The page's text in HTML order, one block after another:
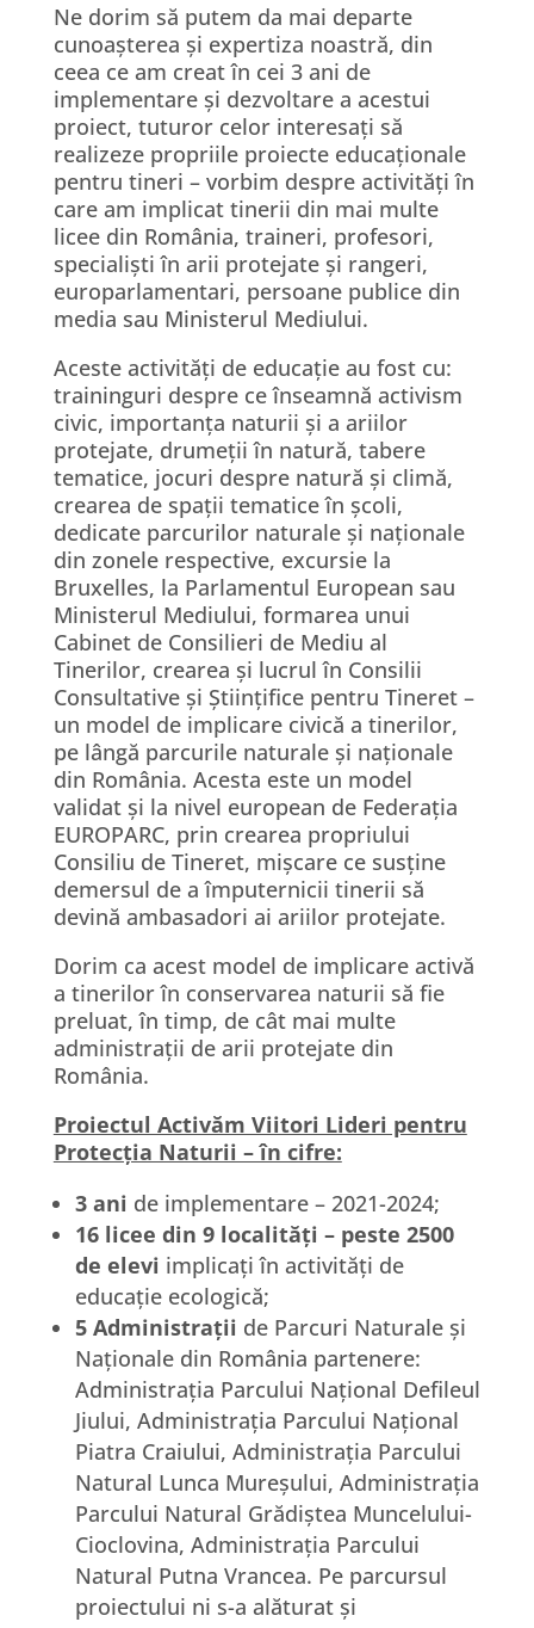
Ne dorim să putem da mai departe
cunoașterea și expertiza noastră, din
ceea ce am creat în cei 3 ani de
implementare și dezvoltare a acestui
proiect, tuturor celor interesați să
realizeze propriile proiecte educaționale
pentru tineri – vorbim despre activități în
care am implicat tinerii din mai multe
licee din România, traineri, profesori,
specialiști în arii protejate și rangeri,
europarlamentari, persoane publice din
media sau Ministerul Mediului.
Aceste activități de educație au fost cu:
traininguri despre ce înseamnă activism
civic, importanța naturii și a ariilor
protejate, drumeții în natură, tabere
tematice, jocuri despre natură și climă,
crearea de spații tematice în școli,
dedicate parcurilor naturale și naționale
din zonele respective, excursie la
Bruxelles, la Parlamentul European sau
Ministerul Mediului, formarea unui
Cabinet de Consilieri de Mediu al
Tinerilor, crearea și lucrul în Consilii
Consultative și Științifice pentru Tineret –
un model de implicare civică a tinerilor,
pe lângă parcurile naturale și naționale
din România. Acesta este un model
validat și la nivel european de Federația
EUROPARC, prin crearea propriului
Consiliu de Tineret, mișcare ce susține
demersul de a împuternicii tinerii să
devină ambasadori ai ariilor protejate.
Dorim ca acest model de implicare activă
a tinerilor în conservarea naturii să fie
preluat, în timp, de cât mai multe
administrații de arii protejate din
România.
Proiectul Activăm Viitori Lideri pentru
Protecția Naturii – în cifre:
3 ani de implementare – 2021-2024;
16 licee din 9 localități – peste 2500
de elevi implicați în activități de
educație ecologică;
5 Administrații de Parcuri Naturale și
Naționale din România partenere:
Administrația Parcului Național Defileul
Jiului, Administrația Parcului Național
Piatra Craiului, Administrația Parcului
Natural Lunca Mureșului, Administrația
Parcului Natural Grădiștea Muncelului-
Cioclovina, Administrația Parcului
Natural Putna Vrancea. Pe parcursul
proiectului ni s-a alăturat și